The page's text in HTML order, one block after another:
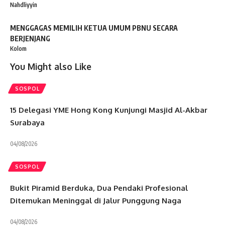
Nahdliyyin
MENGGAGAS MEMILIH KETUA UMUM PBNU SECARA
BERJENJANG
Kolom
You Might also Like
SOSPOL
15 Delegasi YME Hong Kong Kunjungi Masjid Al-Akbar
Surabaya
04/08/2026
SOSPOL
Bukit Piramid Berduka, Dua Pendaki Profesional
Ditemukan Meninggal di Jalur Punggung Naga
04/08/2026